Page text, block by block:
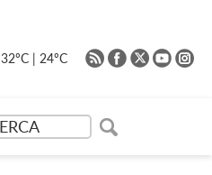
32ºC | 24ºC